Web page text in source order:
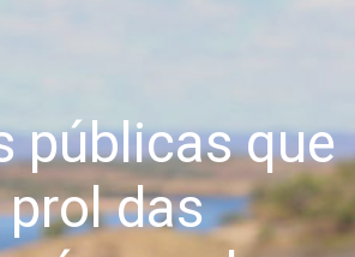
públicas que
das